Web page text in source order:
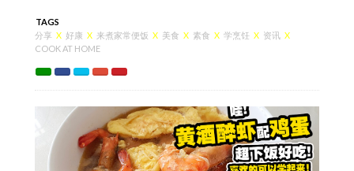
TAGS
分享 X 好康 X 来煮家常便饭 X 美食 X 素食 X 学烹饪 X 资讯 X
COOK AT HOME